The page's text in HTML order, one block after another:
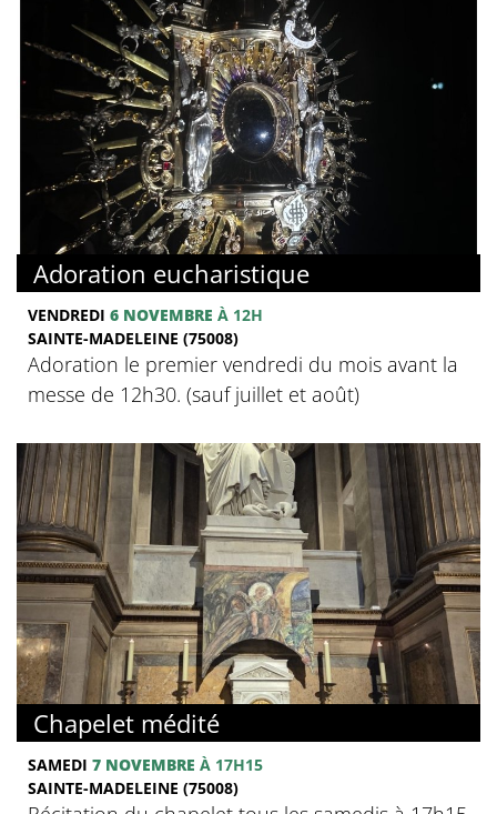
Adoration eucharistique
VENDREDI 6 NOVEMBRE À 12H
SAINTE-MADELEINE (75008)
Adoration le premier vendredi du mois avant la
messe de 12h30. (sauf juillet et août)
Chapelet médité
SAMEDI 7 NOVEMBRE À 17H15
SAINTE-MADELEINE (75008)